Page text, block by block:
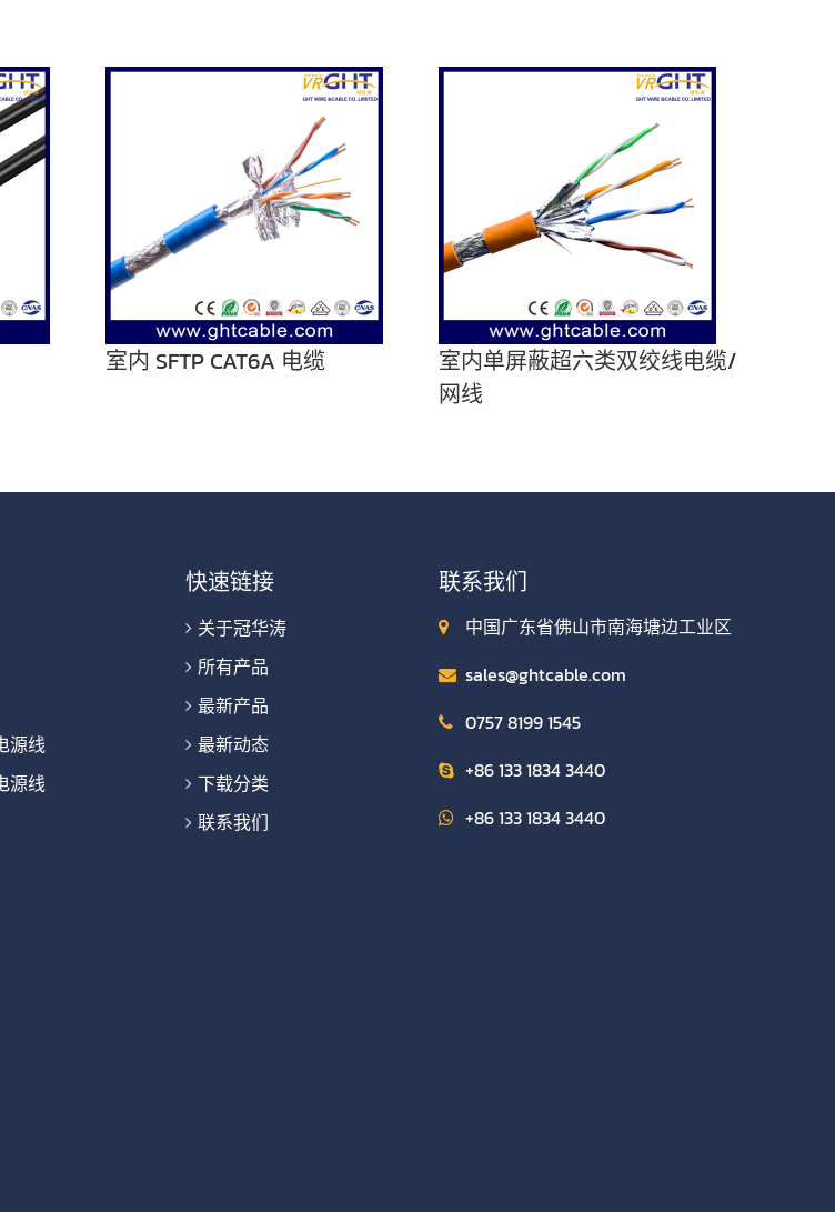
室内 SFTP CAT6A 电缆
室内单屏蔽超六类双绞线电缆/
网线
源线
源线
快速链接
关于冠华涛
所有产品
最新产品
最新动态
下载分类
联系我们
联系我们
中国广东省佛山市南海塘边工业区
sales@ghtcable.com
0757 8199 1545
+86 133 1834 3440
+86 133 1834 3440